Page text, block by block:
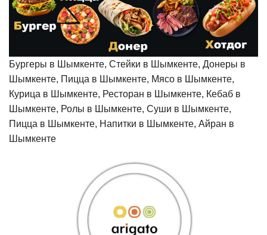
Бургеры в Шымкенте, Стейки в Шымкенте, Донеры в
Шымкенте, Пицца в Шымкенте, Мясо в Шымкенте,
Курица в Шымкенте, Ресторан в Шымкенте, Кебаб в
Шымкенте, Ролы в Шымкенте, Суши в Шымкенте,
Пицца в Шымкенте, Напитки в Шымкенте, Айран в
Шымкенте